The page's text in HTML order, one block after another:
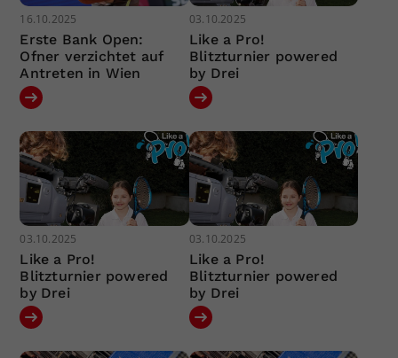
16.10.2025
Erste Bank Open:
Ofner verzichtet auf
Antreten in Wien
03.10.2025
Like a Pro!
Blitzturnier powered
by Drei
03.10.2025
Like a Pro!
Blitzturnier powered
by Drei
03.10.2025
Like a Pro!
Blitzturnier powered
by Drei